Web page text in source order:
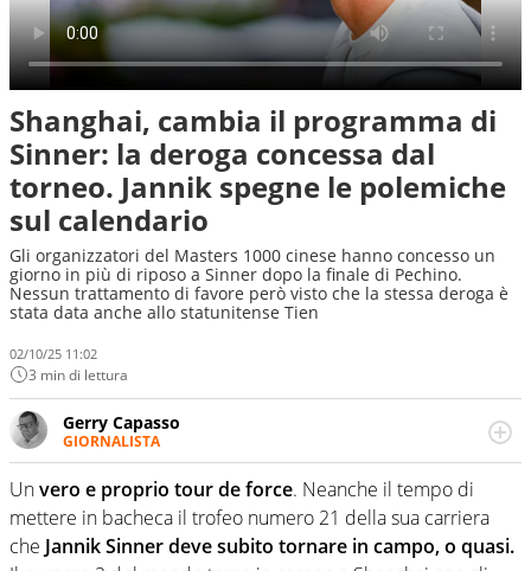
Shanghai, cambia il programma di
Sinner: la deroga concessa dal
torneo. Jannik spegne le polemiche
sul calendario
Gli organizzatori del Masters 1000 cinese hanno concesso un
giorno in più di riposo a Sinner dopo la finale di Pechino.
Nessun trattamento di favore però visto che la stessa deroga è
stata data anche allo statunitense Tien
02/10/25 11:02
3 min di lettura
Gerry Capasso
GIORNALISTA
Per lui gli sport americani non hanno segreti: basket,
football, baseball e la capacità innata di trovare la notizia
dove altri non vedono granché
Unvero e proprio tour de force. Neanche il tempo di
mettere in bacheca il trofeo numero 21 della sua carriera
che Jannik Sinner deve subito tornare in campo, o quasi.